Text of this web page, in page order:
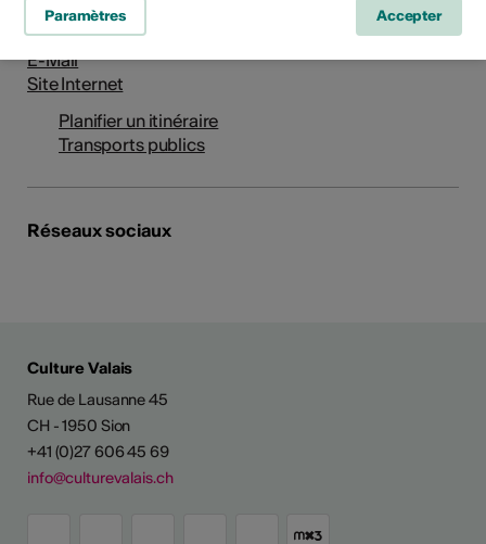
1700 Fribourg
Téléphone +41 26 321 24 20
E-Mail
Site Internet
Planifier un itinéraire
Transports publics
Réseaux sociaux
Culture Valais
Rue de Lausanne 45
CH - 1950 Sion
+41 (0)27 606 45 69
info@culturevalais.ch
Paramètres Accepter